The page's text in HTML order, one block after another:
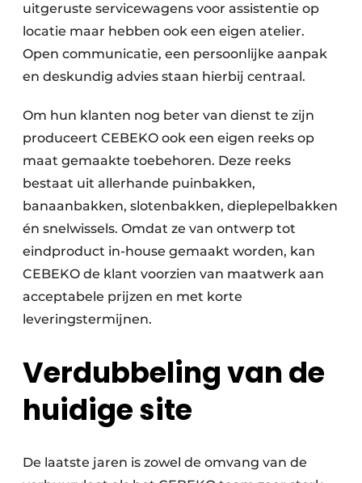
uitgeruste servicewagens voor assistentie op
locatie maar hebben ook een eigen atelier.
Open communicatie, een persoonlijke aanpak
en deskundig advies staan hierbij centraal.
Om hun klanten nog beter van dienst te zijn
produceert CEBEKO ook een eigen reeks op
maat gemaakte toebehoren. Deze reeks
bestaat uit allerhande puinbakken,
banaanbakken, slotenbakken, dieplepelbakken
én snelwissels. Omdat ze van ontwerp tot
eindproduct in-house gemaakt worden, kan
CEBEKO de klant voorzien van maatwerk aan
acceptabele prijzen en met korte
leveringstermijnen.
Verdubbeling van de
huidige site
De laatste jaren is zowel de omvang van de